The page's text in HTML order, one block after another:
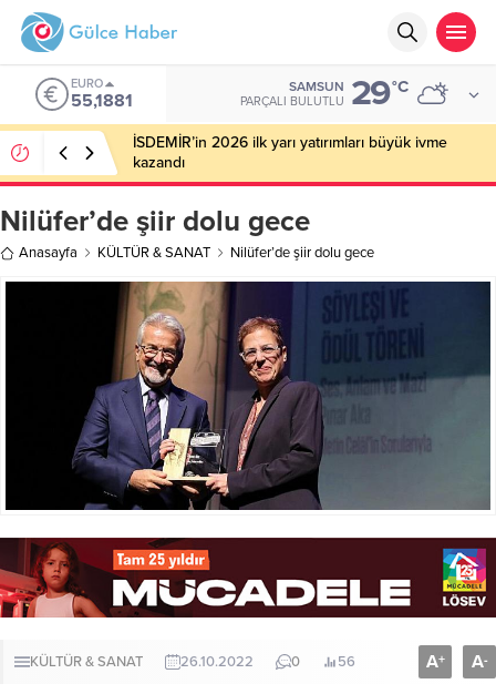
EURO
55,1881
SAMSUN
PARÇALI BULUTLU 29°C
İSDEMİR’in 2026 ilk yarı yatırımları büyük ivme
kazandı
Nilüfer’de şiir dolu gece
Anasayfa KÜLTÜR & SANAT Nilüfer’de şiir dolu gece
KÜLTÜR & SANAT 26.10.2022 0 56 A+ A-